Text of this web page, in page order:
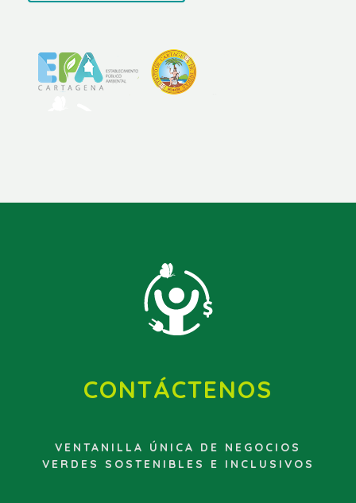
CONTÁCTENOS
VENTANILLA ÚNICA DE NEGOCIOS
VERDES SOSTENIBLES E INCLUSIVOS